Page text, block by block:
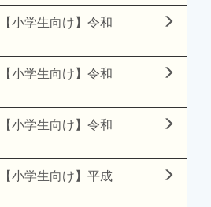
小学生向け】令和
小学生向け】令和
小学生向け】令和
小学生向け】平成